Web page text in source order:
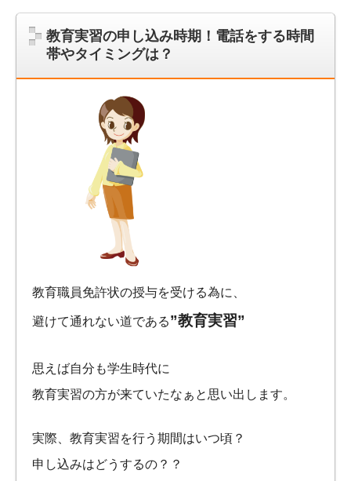
教育実習の申し込み時期！電話をする時間
帯やタイミングは？
教育職員免許状の授与を受ける為に、
避けて通れない道である”教育実習”
思えば自分も学生時代に
教育実習の方が来ていたなぁと思い出します。
実際、教育実習を行う期間はいつ頃？
申し込みはどうするの？？